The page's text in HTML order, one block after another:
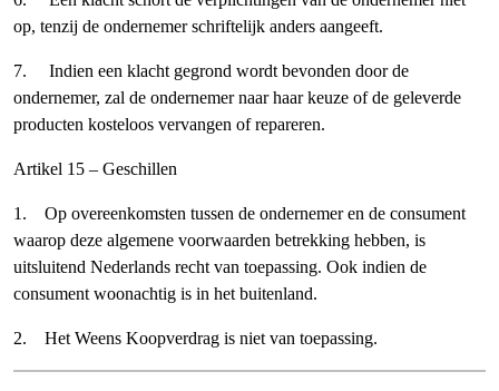
op, tenzij de ondernemer schriftelijk anders aangeeft.
7. Indien een klacht gegrond wordt bevonden door de
ondernemer, zal de ondernemer naar haar keuze of de geleverde
producten kosteloos vervangen of repareren.
Artikel 15 – Geschillen
1. Op overeenkomsten tussen de ondernemer en de consument
waarop deze algemene voorwaarden betrekking hebben, is
uitsluitend Nederlands recht van toepassing. Ook indien de
consument woonachtig is in het buitenland.
2. Het Weens Koopverdrag is niet van toepassing.